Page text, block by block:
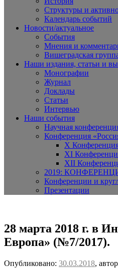
Структуры и
Календарь событий
Новости/актуальное
События
Мнения и
Вишеградская
Наши издания, статьи и
Монографии
Журнал
Доклады
Статьи
Интервью
Наши события
Научная
Конференция
X
XI
XII
2019:
Конференции и
Презентации
28 марта 2018 г. в
Европа» (№7/2017).
Опубликовано: 30.03.2018, автор